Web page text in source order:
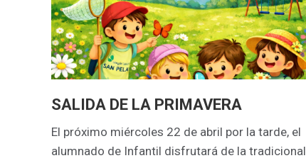
SALIDA DE LA PRIMAVERA
El próximo miércoles 22 de abril por la tarde, el
alumnado de Infantil disfrutará de la tradicional